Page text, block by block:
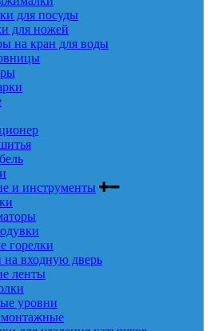
для посуды
для ножей
на кран для воды
и инструменты
горелки
на входную дверь
ленты
уровни